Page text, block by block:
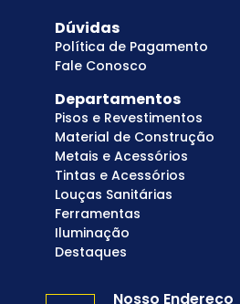
Dúvidas
Política de Pagamento
Fale Conosco
Departamentos
Pisos e Revestimentos
Material de Construção
Metais e Acessórios
Tintas e Acessórios
Louças Sanitárias
Ferramentas
Iluminação
Destaques
Nosso Endereço